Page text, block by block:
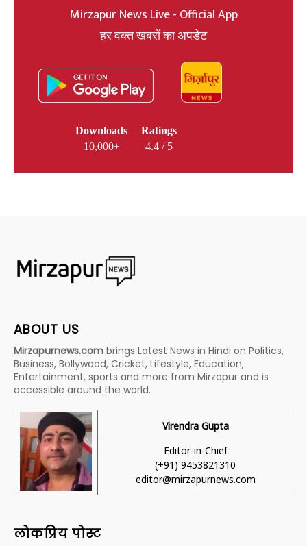
Mirzapur News Live - Official App
हर वक्त खबरों का अपडेट
Downloads
10,000+
Ratings
4.4 / 5
ABOUT US
Mirzapurnews.com brings Latest News in Hindi on Politics,
Business, Bollywood, Cricket, Lifestyle, Education,
Entertainment, sports and more from Mirzapur and is
accessible around the world.
Virendra Gupta
Editor-in-Chief
(+91) 9453821310
editor@mirzapurnews.com
लोकप्रिय पोस्ट